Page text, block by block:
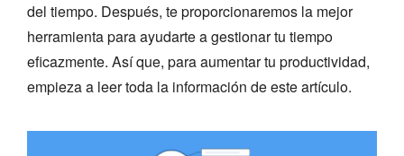
del tiempo. Después, te proporcionaremos la mejor
herramienta para ayudarte a gestionar tu tiempo
eficazmente. Así que, para aumentar tu productividad,
empieza a leer toda la información de este artículo.